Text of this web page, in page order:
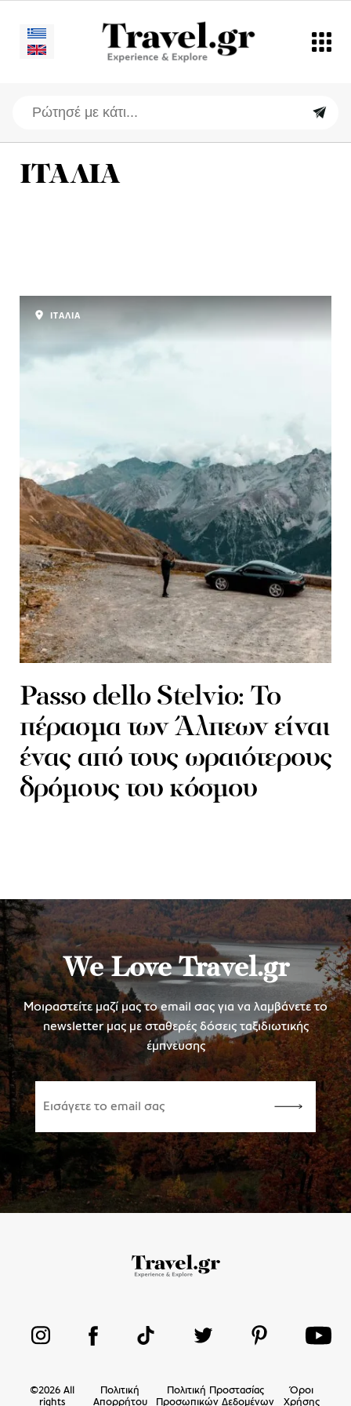
ΙΤΑΛΙΑ
Passo dello Stelvio: To
πέρασμα των Άλπεων είναι
ένας από τους ωραιότερους
δρόμους του κόσμου
ΙΤΑΛΙΑ
We Love Travel.gr
Μοιραστείτε μαζί μας το email σας για να λαμβάνετε το
newsletter μας με σταθερές δόσεις ταξιδιωτικής
έμπνευσης
©2026 All
rights
Πολιτική
Απορρήτου
Πολιτική Προστασίας
Προσωπικών Δεδομένων
Όροι
Χρήσης